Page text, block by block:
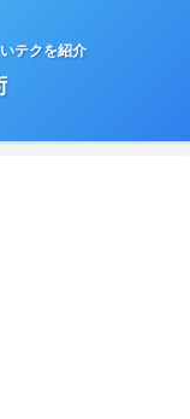
テクを紹介